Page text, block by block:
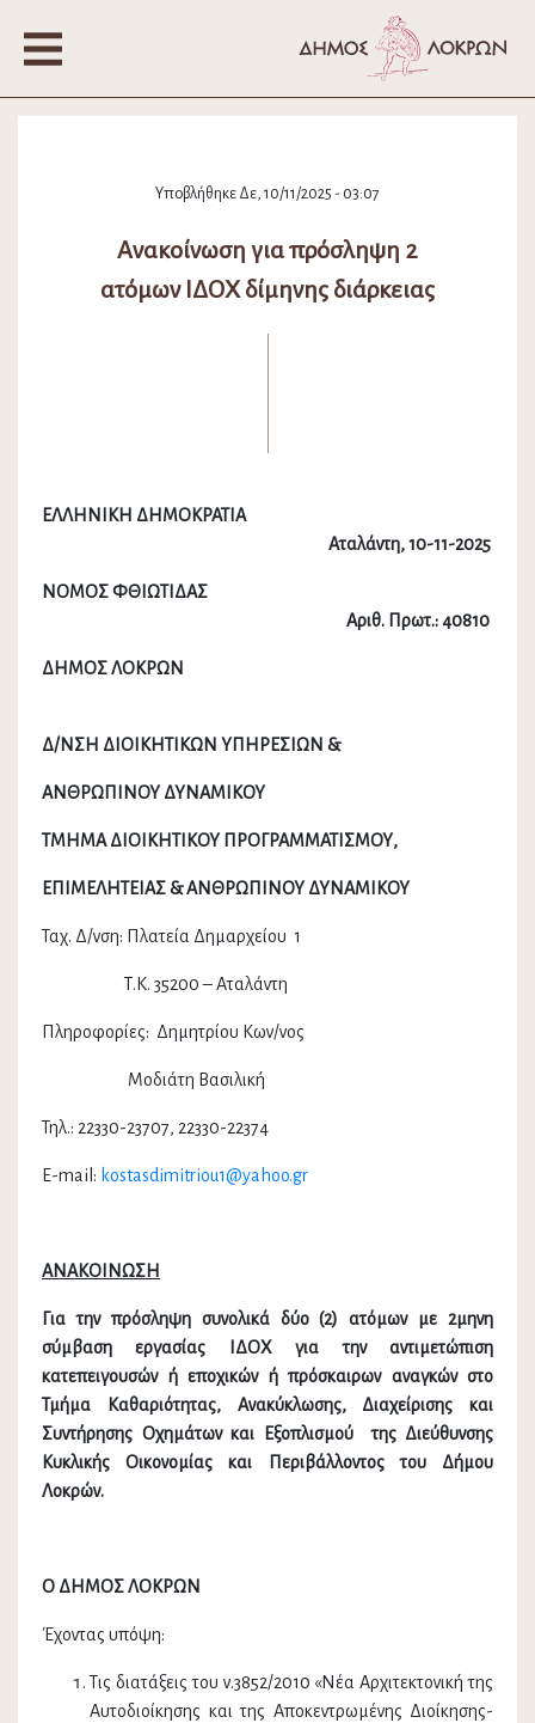
Υποβλήθηκε Δε, 10/11/2025 - 03:07
Ανακοίνωση για πρόσληψη 2
ατόμων ΙΔΟΧ δίμηνης διάρκειας
ΕΛΛΗΝΙΚΗ ΔΗΜΟΚΡΑΤΙΑ
Αταλάντη,10-11-2025
ΝΟΜΟΣ ΦΘΙΩΤΙΔΑΣ
Aριθ. Πρωτ.: 40810
ΔΗΜΟΣ ΛΟΚΡΩΝ
Δ/ΝΣΗ ΔΙΟΙΚΗΤΙΚΩΝ ΥΠΗΡΕΣΙΩΝ &
ΑΝΘΡΩΠΙΝΟΥ ΔΥΝΑΜΙΚΟΥ
ΤΜΗΜΑ ΔΙΟΙΚΗΤΙΚΟΥ ΠΡΟΓΡΑΜΜΑΤΙΣΜΟΥ,
ΕΠΙΜΕΛΗΤΕΙΑΣ & ΑΝΘΡΩΠΙΝΟΥ ΔΥΝΑΜΙΚΟΥ
Ταχ. Δ/νση: Πλατεία Δημαρχείου 1
Τ.Κ. 35200 – Αταλάντη
Πληροφορίες: Δημητρίου Κων/νος
Μοδιάτη Βασιλική
Τηλ.: 22330-23707, 22330-22374
E-mail: kostasdimitriou1@yahoo.gr
ΑΝΑΚΟΙΝΩΣΗ
Για την πρόσληψη συνολικά δύο (2) ατόμων με 2μηνη
σύμβαση εργασίας ΙΔΟΧ για την αντιμετώπιση
κατεπειγουσών ή εποχικών ή πρόσκαιρων αναγκών στο
Τμήμα Καθαριότητας, Ανακύκλωσης, Διαχείρισης και
Συντήρησης Οχημάτων και Εξοπλισμού της Διεύθυνσης
Κυκλικής Οικονομίας και Περιβάλλοντος του Δήμου
Λοκρών.
Ο ΔΗΜΟΣ ΛΟΚΡΩΝ
Έχοντας υπόψη:
Τις διατάξεις του ν.3852/2010 «Νέα Αρχιτεκτονική της
Αυτοδιοίκησης και της Αποκεντρωμένης Διοίκησης-